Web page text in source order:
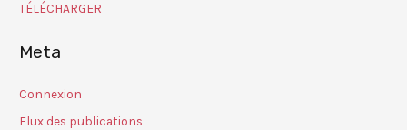
TÉLÉCHARGER
Meta
Connexion
Flux des publications